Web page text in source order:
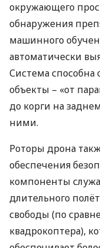
окружающего
обнаружения
машинного
автоматически
Система
объекты – «от
до корги на
ними.
Роторы дрона
обеспечения
компоненты
длительного
свободы (по
квадрокоптера),